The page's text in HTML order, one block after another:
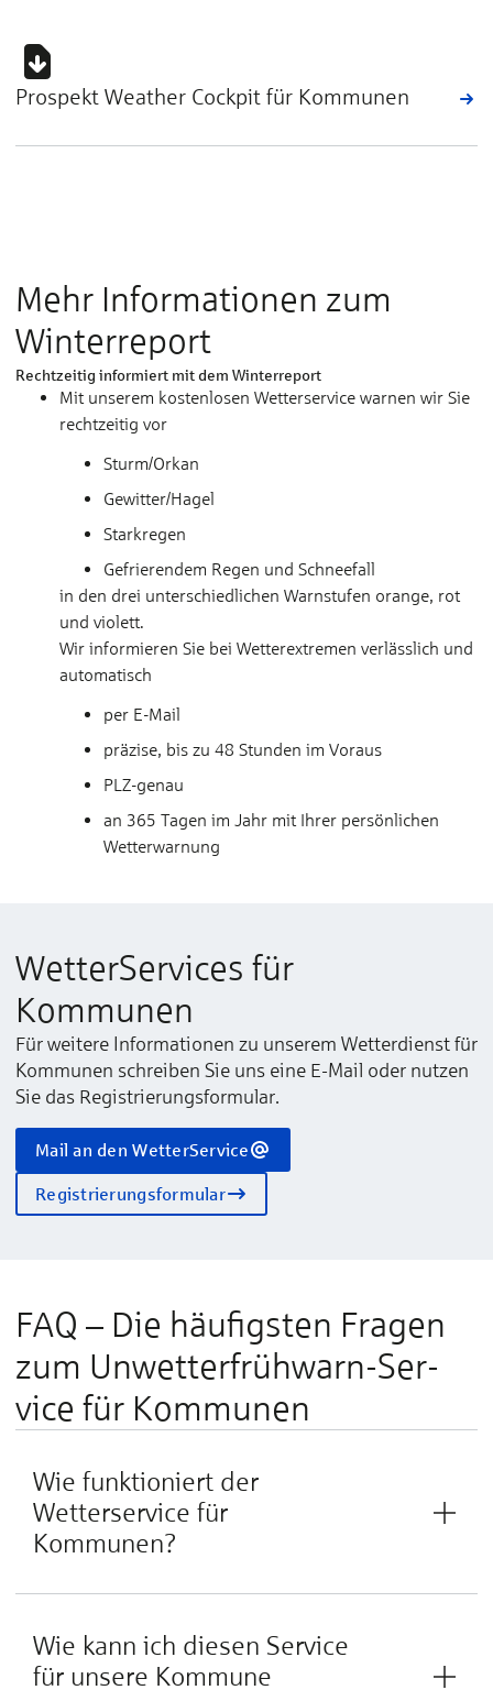
Prospekt Weather Cockpit für Kommunen
Mehr Informationen zum
Winterreport
Rechtzeitig informiert mit dem Winterreport
Mit unserem kostenlosen Wetterservice warnen wir Sie
rechtzeitig vor
Sturm/Orkan
Gewitter/Hagel
Starkregen
Gefrierendem Regen und Schneefall
in den drei unterschiedlichen Warnstufen orange, rot
und violett.
Wir informieren Sie bei Wetterextremen verlässlich und
automatisch
per E-Mail
präzise, bis zu 48 Stunden im Voraus
PLZ-genau
an 365 Tagen im Jahr mit Ihrer persönlichen
Wetterwarnung
Wetter­Services für
Kommunen
Für weitere Informationen zu unserem Wetterdienst für
Kommunen schreiben Sie uns eine E-Mail oder nutzen
Sie das Registrierungsformular.
Mail an den WetterService
Registrierungsformular
FAQ – Die häufigsten Fragen
zum Un­wetter­früh­warn-­Ser­
vice für Ko­mmunen
Wie funktioniert der
Wetterservice für
Kommunen?
Wie kann ich diesen Service
für unsere Kommune